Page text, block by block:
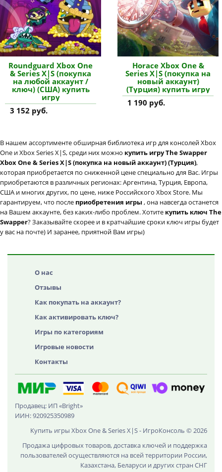
Roundguard Xbox One
& Series X|S (покупка
на любой аккаунт /
ключ) (США) купить
игру
3 152 руб.
Horace Xbox One &
Series X|S (покупка на
новый аккаунт)
(Турция) купить игру
1 190 руб.
В нашем ассортименте обширная библиотека игр для консолей Xbox
One и Xbox Series X|S, среди них можно купить игру The Swapper
Xbox One & Series X|S (покупка на новый аккаунт) (Турция),
которая приобретается по сниженной цене специально для Вас. Игры
приобретаются в различных регионах: Аргентина, Турция, Европа,
США и многих других, по цене, ниже Российского Xbox Store. Мы
гарантируем, что после приобретения игры , она навсегда останется
на Вашем аккаунте, без каких-либо проблем. Хотите купить ключ The
Swapper? Заказывайте скорее и в кратчайшие сроки ключ игры будет
у вас на почте) И заранее, приятной Вам игры)
О нас
Отзывы
Как покупать на аккаунт?
Как активировать ключ?
Игры по категориям
Игровые новости
Контакты
Продавец: ИП «Bright»
ИИН: 920925350989
Купить игры Xbox One & Series X|S - ИгроКонсоль © 2026
Продажа цифровых товаров, доставка ключей и поддержка
пользователей осуществляются на всей территории России,
Казахстана, Беларуси и других стран СНГ